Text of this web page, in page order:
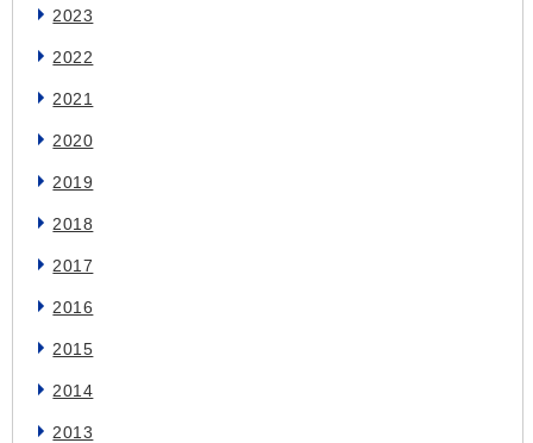
2023
2022
2021
2020
2019
2018
2017
2016
2015
2014
2013